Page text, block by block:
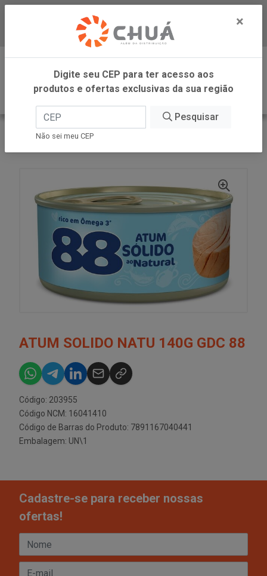
Baixe já nosso APP
0
INÍCIO
GDC - 88
ATUM SOLIDO NATU 140G GDC 88
Código: 203955
Código NCM: 16041410
Código de Barras do Produto: 7891167040441
Embalagem: UN\1
Cadastre-se para receber nossas
ofertas!
×
Digite seu CEP para ter acesso aos
produtos e ofertas exclusivas da sua região
Pesquisar
Não sei meu CEP